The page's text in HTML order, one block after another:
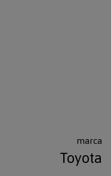
marca
Toyota